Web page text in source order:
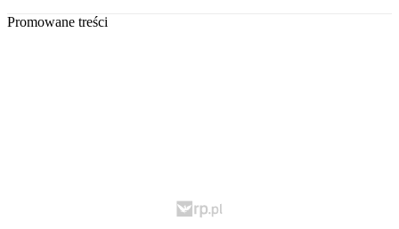
Promowane treści